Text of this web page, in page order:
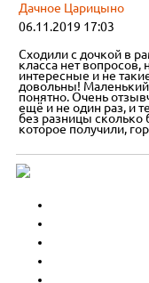
Дачное Царицыно
06.11.2019 17:03
Сходили с дочкой в
класса нет вопросов,
интересные и не
довольны!
понятно. Очень
ещё и не один раз, и
без разницы сколько
которое получили,